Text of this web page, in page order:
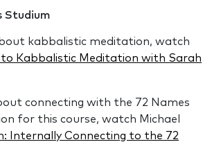
Studium
kabbalistic meditation, watch
Kabbalistic Meditation with Sarah
connecting with the 72 Names
for this course, watch Michael
Internally Connecting to the 72